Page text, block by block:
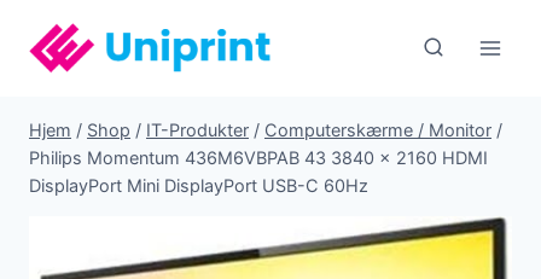
indhold
Hjem / Shop / IT-Produkter / Computerskærme / Monitor /
Philips Momentum 436M6VBPAB 43 3840 x 2160 HDMI
DisplayPort Mini DisplayPort USB-C 60Hz